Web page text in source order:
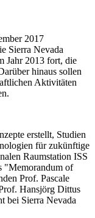
2017
Sierra Nevada
Jahr 2013 fort, die
hinaus sollen
Aktivitäten
erstellt, Studien
für zukünftige
Raumstation ISS
"Memorandum of
Prof. Pascale
Hansjörg Dittus
bei Sierra Nevada